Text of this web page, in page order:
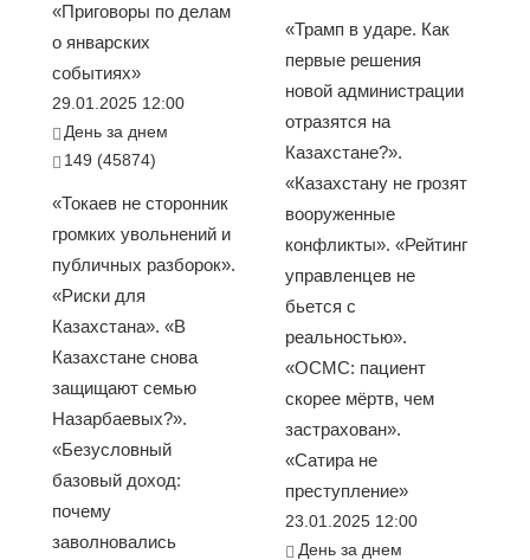
«Приговоры по делам
о январских
событиях»
29.01.2025 12:00
День за днем
149 (45874)
«Токаев не сторонник
громких увольнений и
публичных разборок».
«Риски для
Казахстана». «В
Казахстане снова
защищают семью
Назарбаевых?».
«Безусловный
базовый доход:
почему
заволновались
«Трамп в ударе. Как
первые решения
новой администрации
отразятся на
Казахстане?».
«Казахстану не грозят
вооруженные
конфликты». «Рейтинг
управленцев не
бьется с
реальностью».
«ОСМС: пациент
скорее мёртв, чем
застрахован».
«Сатира не
преступление»
23.01.2025 12:00
День за днем